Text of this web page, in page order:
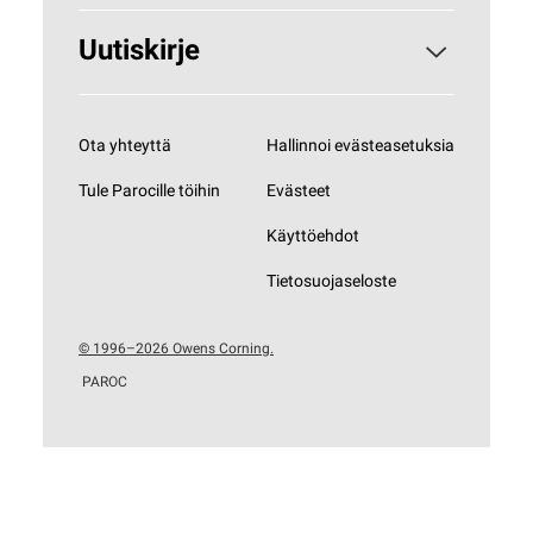
Uutiskirje
Ota yhteyttä
Tule Parocille töihin
Hallinnoi evästeasetuksia
Evästeet
Käyttöehdot
Tietosuojaseloste
© 1996–2026 Owens Corning.
PAROC